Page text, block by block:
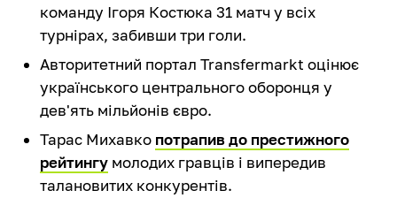
команду Ігоря Костюка 31 матч у всіх
турнірах, забивши три голи.
Авторитетний портал Transfermarkt оцінює
українського центрального оборонця у
дев'ять мільйонів євро.
Тарас Михавко потрапив до престижного
рейтингу молодих гравців і випередив
талановитих конкурентів.